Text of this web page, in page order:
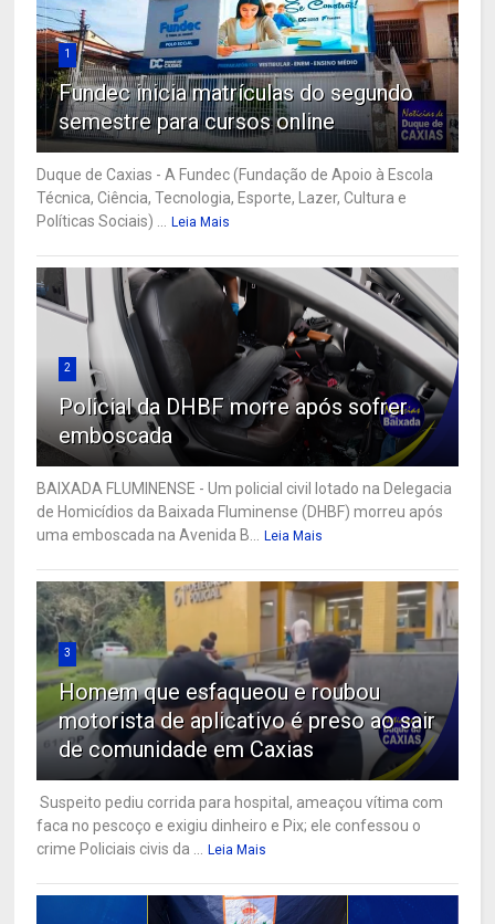
1
Fundec inicia matrículas do segundo
semestre para cursos online
Duque de Caxias - A Fundec (Fundação de Apoio à Escola
Técnica, Ciência, Tecnologia, Esporte, Lazer, Cultura e
Políticas Sociais) ...
Leia Mais
2
Policial da DHBF morre após sofrer
emboscada
BAIXADA FLUMINENSE - Um policial civil lotado na Delegacia
de Homicídios da Baixada Fluminense (DHBF) morreu após
uma emboscada na Avenida B...
Leia Mais
3
Homem que esfaqueou e roubou
motorista de aplicativo é preso ao sair
de comunidade em Caxias
Suspeito pediu corrida para hospital, ameaçou vítima com
faca no pescoço e exigiu dinheiro e Pix; ele confessou o
crime Policiais civis da ...
Leia Mais